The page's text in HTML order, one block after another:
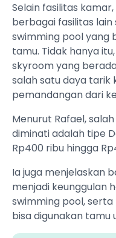
Selain fasilitas
berbagai fasilitas
swimming pool yang
tamu. Tidak hanya
skyroom yang
salah satu daya
pemandangan dari
Menurut Rafael,
diminati adalah tipe
Rp400 ribu hingga
Ia juga menjelaskan
menjadi keunggulan
swimming pool,
bisa digunakan tamu